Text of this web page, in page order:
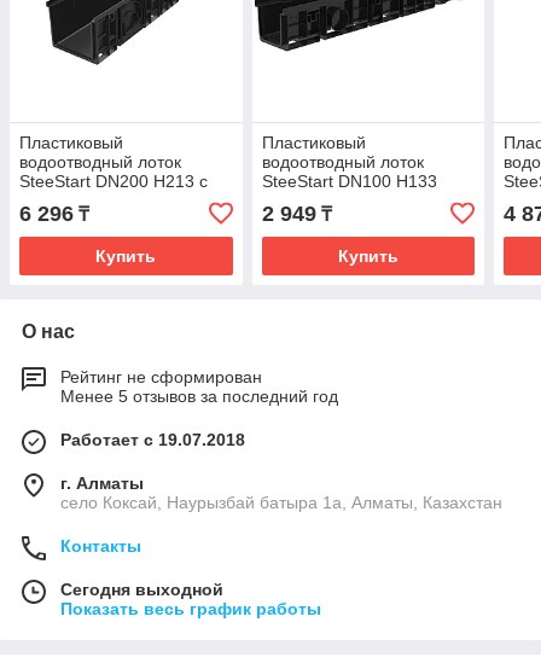
Пластиковый
водоотводный лоток
SteeStart DN200 H213 с
6 296 ₸
Купить
Пластиковый
водоотводный лоток
SteeStart DN100 H133
2 949₸
Купить
4
О нас
Рейтинг не сформирован
Менее 5 отзывов за последний год
Работает с 19.07.2018
г. Алматы
село Коксай, Наурызбай батыра 1а, Алматы, Казахстан
Контакты
Сегодня выходной
Показать весь график работы